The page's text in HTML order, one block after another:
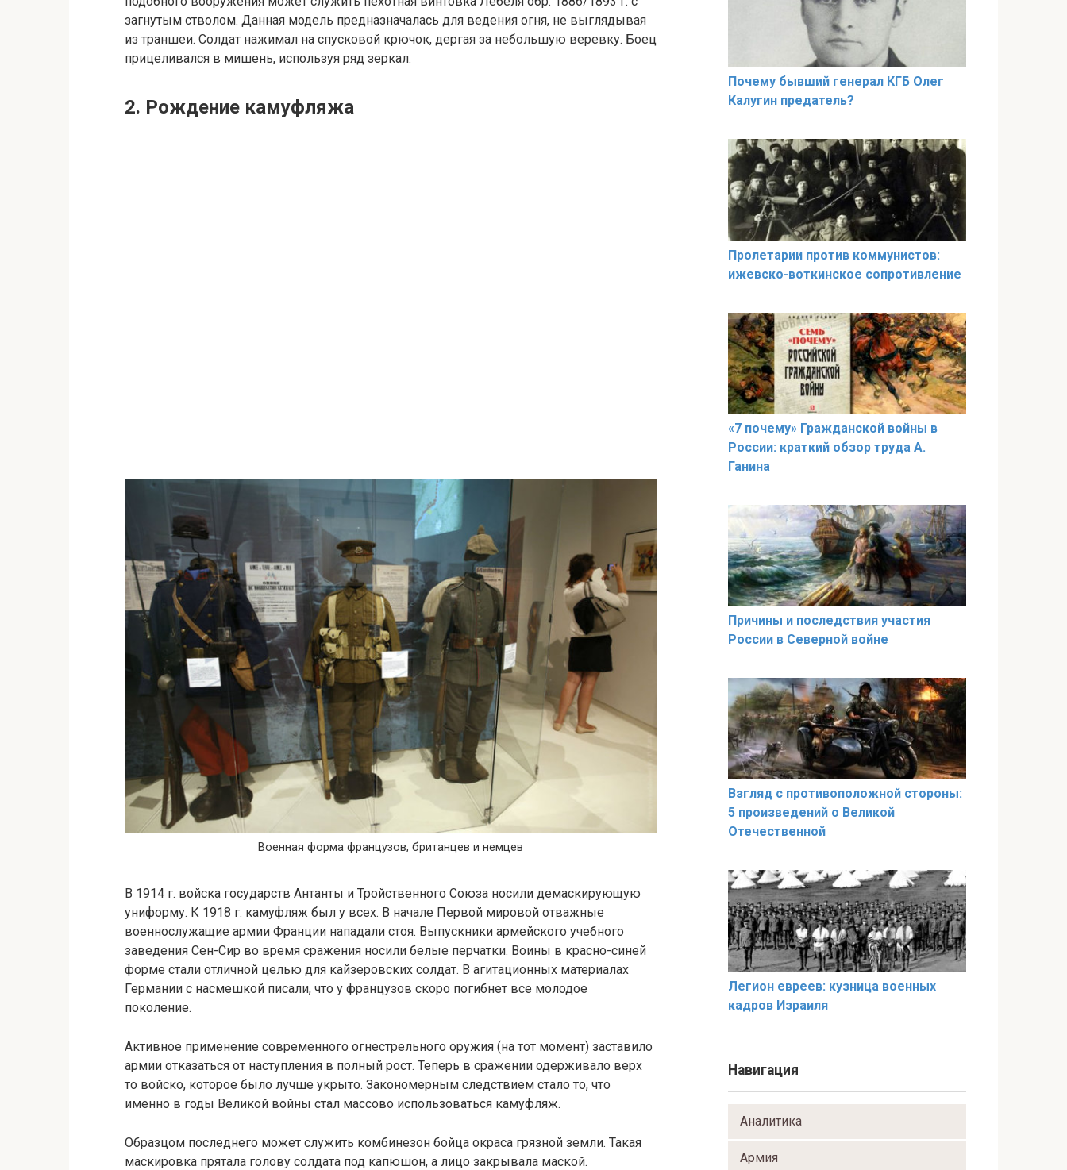
загнутым стволом. Данная модель предназначалась для ведения огня, не выглядывая
из траншеи. Солдат нажимал на спусковой крючок, дергая за небольшую веревку. Боец
прицеливался в мишень, используя ряд зеркал.
2. Рождение камуфляжа
Военная форма французов, британцев и немцев
В 1914 г. войска государств Антанты и Тройственного Союза носили демаскирующую
униформу. К 1918 г. камуфляж был у всех. В начале Первой мировой отважные
военнослужащие армии Франции нападали стоя. Выпускники армейского учебного
заведения Сен-Сир во время сражения носили белые перчатки. Воины в красно-синей
форме стали отличной целью для кайзеровских солдат. В агитационных материалах
Германии с насмешкой писали, что у французов скоро погибнет все молодое
поколение.
Активное применение современного огнестрельного оружия (на тот момент) заставило
армии отказаться от наступления в полный рост. Теперь в сражении одерживало верх
то войско, которое было лучше укрыто. Закономерным следствием стало то, что
именно в годы Великой войны стал массово использоваться камуфляж.
Образцом последнего может служить комбинезон бойца окраса грязной земли. Такая
маскировка прятала голову солдата под капюшон, а лицо закрывала маской.
Почему бывший генерал КГБ Олег
Калугин предатель?
Пролетарии против коммунистов:
ижевско-воткинское сопротивление
«7 почему» Гражданской войны в
России: краткий обзор труда А.
Ганина
Причины и последствия участия
России в Северной войне
Взгляд с противоположной стороны:
5 произведений о Великой
Отечественной
Легион евреев: кузница военных
кадров Израиля
Навигация
Аналитика
Армия